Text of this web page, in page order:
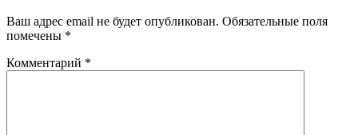
Ваш адрес email не будет опубликован. Обязательные поля
помечены *
Комментарий *